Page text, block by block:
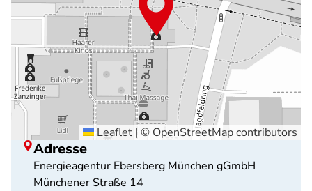
Leaflet | © OpenStreetMapcontributors
Adresse
Energieagentur Ebersberg München gGmbH
Münchener Straße 14